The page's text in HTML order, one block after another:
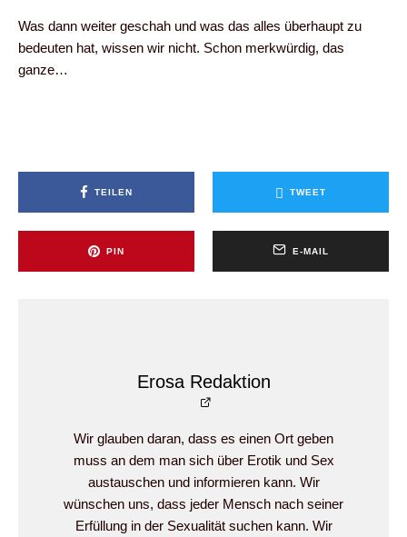
Was dann weiter geschah und was das alles überhaupt zu
bedeuten hat, wissen wir nicht. Schon merkwürdig, das
ganze…
TEILEN TWEET
PIN E-MAIL
Erosa Redaktion
Wir glauben daran, dass es einen Ort geben
muss an dem man sich über Erotik und Sex
austauschen und informieren kann. Wir
wünschen uns, dass jeder Mensch nach seiner
Erfüllung in der Sexualität suchen kann. Wir